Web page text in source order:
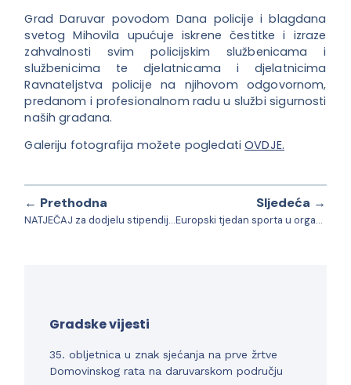
Grad Daruvar povodom Dana policije i blagdana
svetog Mihovila upućuje iskrene čestitke i izraze
zahvalnosti svim policijskim službenicama i
službenicima te djelatnicama i djelatnicima
Ravnateljstva policije na njihovom odgovornom,
predanom i profesionalnom radu u službi sigurnosti
naših građana.
Galeriju fotografija možete pogledatiOVDJE.
← Prethodna
NATJEČAJ za dodjelu stipendija učenicima i studentima s područja Grada Daruvara u akademskoj godini 2025./2026.
Sljedeća →
Europski tjedan sporta u organizaciji Veteranskog centra Daruvar
Gradske vijesti
35. obljetnica u znak sjećanja na prve žrtve
Domovinskog rata na daruvarskom području